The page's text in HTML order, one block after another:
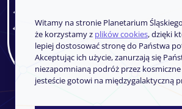
Witamy na stronie Planetarium
że korzystamy z plików cookies, dzięki
lepiej dostosować stronę do Państwa
Akceptując ich użycie, zanurzają się
niezapomnianą podróż przez kosmiczne
jesteście gotowi na międzygalaktyczną